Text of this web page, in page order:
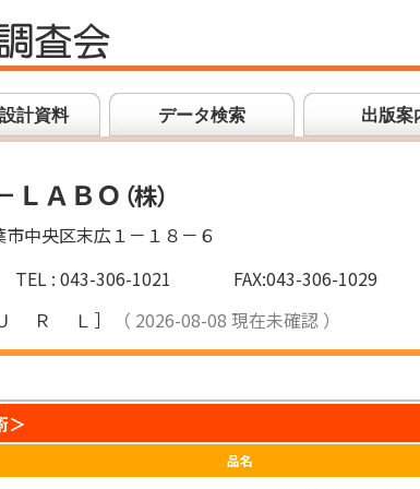
計資料 データ検索 出版案
ＬＡＢＯ（株）
市中央区末広１－１８－６
TEL : 043-306-1021
FAX:043-306-1029
ＲＬ ］
（ 2026-08-08 現在未確認 ）
＞
品名